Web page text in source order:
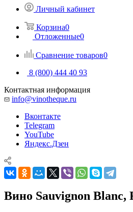
Личный кабинет
Корзина0
Отложенные0
Сравнение товаров0
8 (800) 444 40 93
Контактная информация
info@vinotheque.ru
Вконтакте
Telegram
YouTube
Яндекс.Дзен
Вино Sauvignon Blanc,